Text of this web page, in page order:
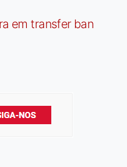
em transfer ban